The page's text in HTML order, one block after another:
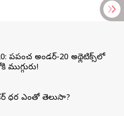
ప్రపంచ అండర్-20 అథ్లెటిక్స్‌లో
ధర ఎంతో తెలుసా?